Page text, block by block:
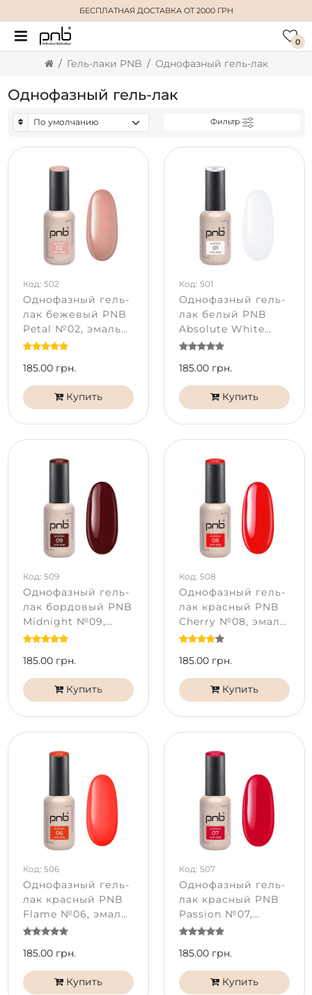
БЕСПЛАТНАЯ ДОСТАВКАОТ 2000 ГРН
0
Гель-лаки PNB Однофазный гель-лак
Однофазный гель-лак
Фильтр
Код: 502
Однофазный гель-
лак бежевый PNB
Petal №02, эмаль
(8 мл)
185.00 грн.
Купить
Код: 501
Однофазный гель-
лак белый PNB
Absolute White
№01, эмаль (8 мл)
185.00 грн.
Купить
Код: 509
Однофазный гель-
лак бордовый PNB
Midnight №09,
эмаль (8 мл)
185.00 грн.
Купить
Код: 508
Однофазный гель-
лак красный PNB
Cherry №08, эмаль
(8 мл)
185.00 грн.
Купить
Код: 506
Однофазный гель-
лак красный PNB
Flame №06, эмаль
(8 мл)
185.00 грн.
Купить
Код: 507
Однофазный гель-
лак красный PNB
Passion №07,
эмаль (8 мл)
185.00 грн.
Купить